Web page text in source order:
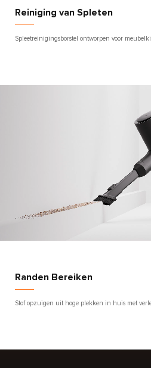
Reiniging van Spleten
Spleetreinigingsborstel ontworpen voor
Randen Bereiken
Stof opzuigen uit hoge plekken in huis met